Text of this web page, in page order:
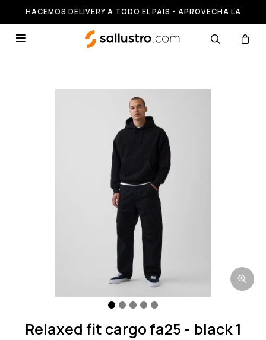
HACEMOS DELIVERY A TODO EL PAIS - APROVECHA LA
RUNNING HASTA 50% OFF

relaxed fit cargo fa25 - black 1